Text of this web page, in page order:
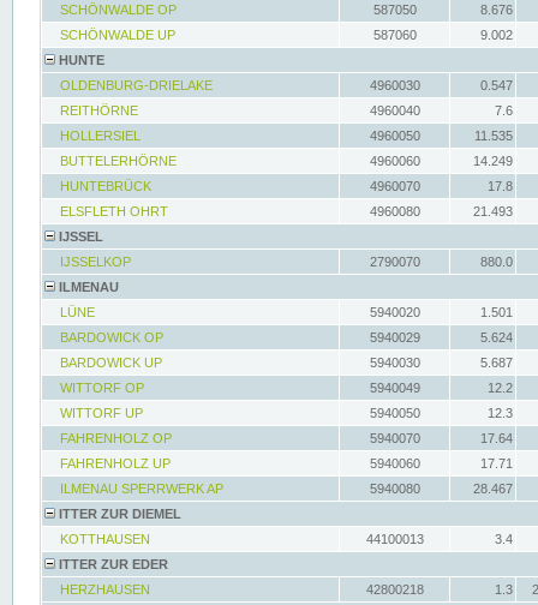
SCHÖNWALDE OP
587050
8.676
SCHÖNWALDE UP
587060
9.002
HUNTE
OLDENBURG-DRIELAKE
4960030
0.547
REITHÖRNE
4960040
7.6
HOLLERSIEL
4960050
11.535
BUTTELERHÖRNE
4960060
14.249
HUNTEBRÜCK
4960070
17.8
ELSFLETH OHRT
4960080
21.493
IJSSEL
IJSSELKOP
2790070
880.0
ILMENAU
LÜNE
5940020
1.501
BARDOWICK OP
5940029
5.624
BARDOWICK UP
5940030
5.687
WITTORF OP
5940049
12.2
WITTORF UP
5940050
12.3
FAHRENHOLZ OP
5940070
17.64
FAHRENHOLZ UP
5940060
17.71
ILMENAU SPERRWERK AP
5940080
28.467
ITTER ZUR DIEMEL
KOTTHAUSEN
44100013
3.4
ITTER ZUR EDER
HERZHAUSEN
42800218 1.3